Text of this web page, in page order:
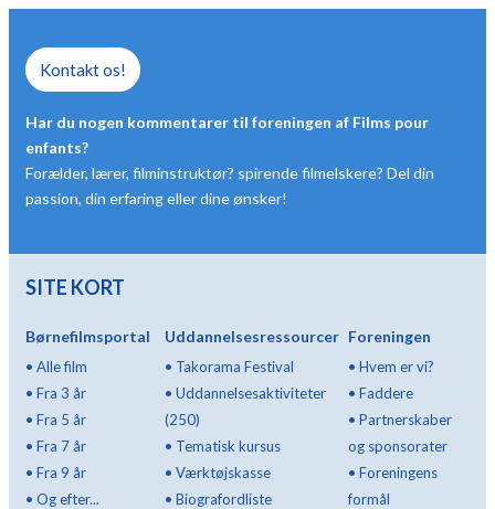
Kontakt os!
Har du nogen kommentarer til foreningen af Films pour
enfants?
Forælder, lærer, filminstruktør? spirende filmelskere? Del din
passion, din erfaring eller dine ønsker!
SITE KORT
Børnefilmsportal
• Alle film
• Fra 3 år
• Fra 5 år
• Fra 7 år
• Fra 9 år
• Og efter...
Uddannelsesressourcer
• Takorama Festival
• Uddannelsesaktiviteter
(250)
• Tematisk kursus
• Værktøjskasse
• Biografordliste
Foreningen
•Hvem er vi?
•Faddere
•Partnerskaber
og sponsorater
•Foreningens
formål